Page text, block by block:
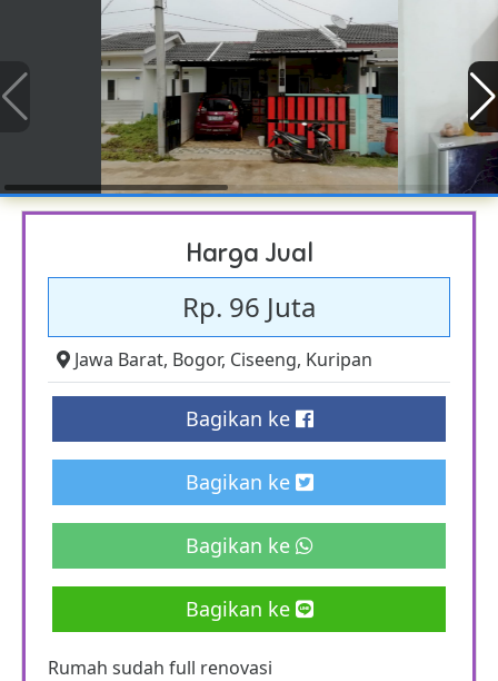
Harga Jual
Rp. 96 Juta
Jawa Barat, Bogor, Ciseeng, Kuripan
Bagikan ke
Bagikan ke
Bagikan ke
Bagikan ke
Rumah sudah full renovasi